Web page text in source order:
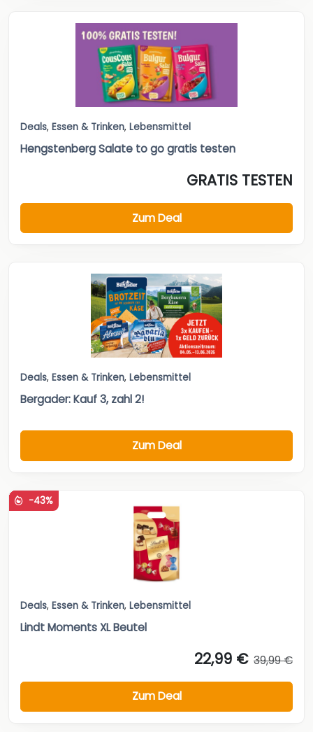
Deals, Essen & Trinken, Lebensmittel
Hengstenberg Salate to go gratis testen
GRATIS TESTEN
Zum Deal
Deals, Essen & Trinken, Lebensmittel
Bergader: Kauf 3, zahl 2!
Zum Deal
-43%
Deals, Essen & Trinken, Lebensmittel
Lindt Moments XL Beutel
22,99 € 39,99 €
Zum Deal